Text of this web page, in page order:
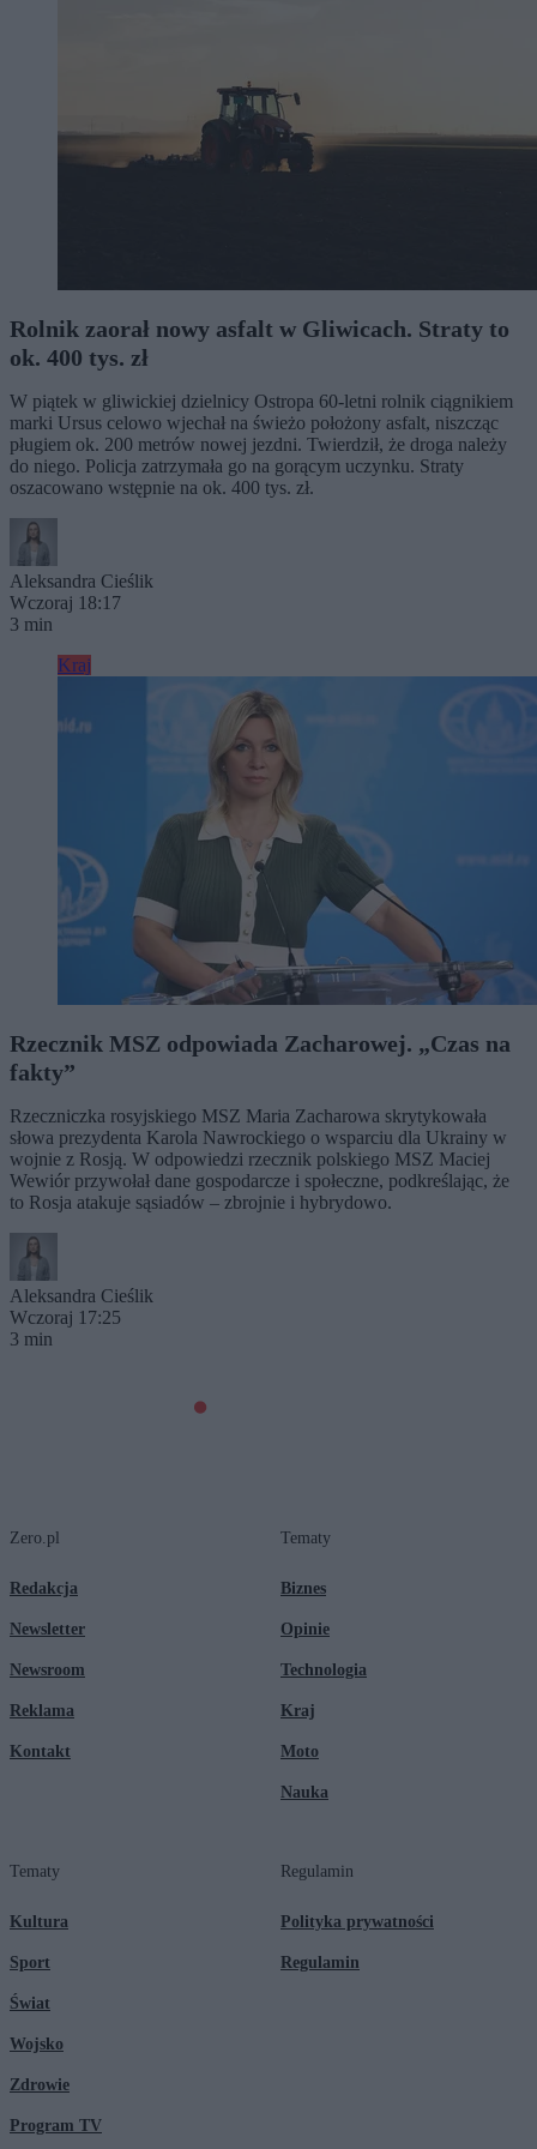
Rolnik zaorał nowy asfalt w Gliwicach. Straty to
ok. 400 tys. zł
W piątek w gliwickiej dzielnicy Ostropa 60-letni rolnik ciągnikiem
marki Ursus celowo wjechał na świeżo położony asfalt, niszcząc
pługiem ok. 200 metrów nowej jezdni. Twierdził, że droga należy
do niego. Policja zatrzymała go na gorącym uczynku. Straty
oszacowano wstępnie na ok. 400 tys. zł.
Aleksandra Cieślik
Wczoraj 18:17
3 min
Kraj
Rzecznik MSZ odpowiada Zacharowej. „Czas na
fakty”
Rzeczniczka rosyjskiego MSZ Maria Zacharowa skrytykowała
słowa prezydenta Karola Nawrockiego o wsparciu dla Ukrainy w
wojnie z Rosją. W odpowiedzi rzecznik polskiego MSZ Maciej
Wewiór przywołał dane gospodarcze i społeczne, podkreślając, że
to Rosja atakuje sąsiadów – zbrojnie i hybrydowo.
Aleksandra Cieślik
Wczoraj 17:25
3 min
Zero.pl
Redakcja
Newsletter
Newsroom
Reklama
Kontakt
Tematy
Biznes
Opinie
Technologia
Kraj
Moto
Nauka
Tematy
Kultura
Sport
Świat
Wojsko
Zdrowie
Program TV
Regulamin
Polityka prywatności
Regulamin